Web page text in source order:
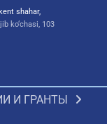
shahar,
ko‘chasi, 103
И ГРАНТЫ